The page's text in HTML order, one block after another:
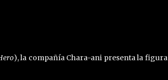
), la compañía Chara-ani presenta la figura